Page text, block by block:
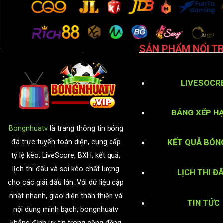
Bongnhuatvlà trang thông tin bóng
đá trực tuyến toàn diện, cung cấp
tỷ lệ kèo, LiveScore, BXH, kết quả,
lịch thi đấu và soi kèo chất lượng
cho các giải đấu lớn. Với dữ liệu cập
nhật nhanh, giao diện thân thiện và
nội dung minh bạch, bongnhuatv
SẢN PHẨM NỔI
BẢNG XẾP
KẾT QUẢ
LỊCH THI
TIN TỨC